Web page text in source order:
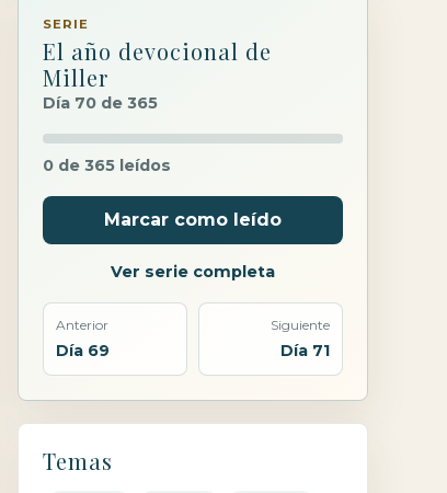
SERIE
El año devocional de
Miller
Día 70 de 365
0 de 365 leídos
Marcar como leído
Ver serie completa
Anterior
Día 69
Siguiente
Día 71
Temas